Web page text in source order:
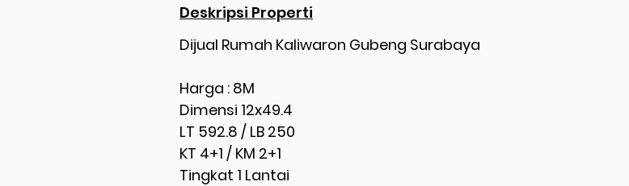
Deskripsi Properti
Dijual Rumah Kaliwaron Gubeng Surabaya
Harga : 8M
Dimensi 12x49.4
LT 592.8 / LB 250
KT 4+1 / KM 2+1
Tingkat 1 Lantai